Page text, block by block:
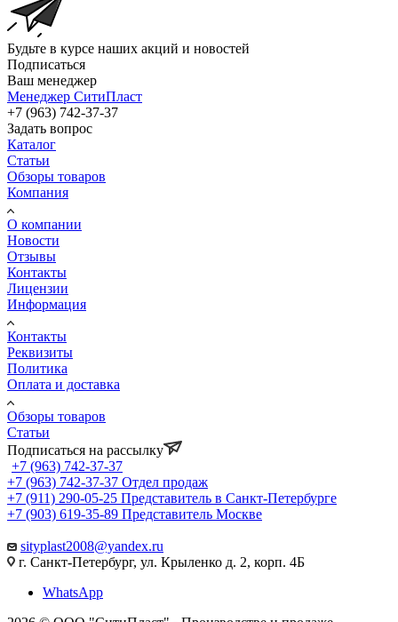
Будьте в курсе наших акций и новостей
Подписаться
Ваш менеджер
Менеджер СитиПласт
+7 (963) 742-37-37
Задать вопрос
Каталог
Статьи
Обзоры товаров
Компания
О компании
Новости
Отзывы
Контакты
Лицензии
Информация
Контакты
Реквизиты
Политика
Оплата и доставка
Обзоры товаров
Статьи
Подписаться на рассылку
+7 (963) 742-37-37
+7 (963) 742-37-37 Отдел продаж
+7 (911) 290-05-25 Представитель в Санкт-Петербурге
+7 (903) 619-35-89 Представитель Москве
sityplast2008@yandex.ru
г. Санкт-Петербург, ул. Крыленко д. 2, корп. 4Б
WhatsApp